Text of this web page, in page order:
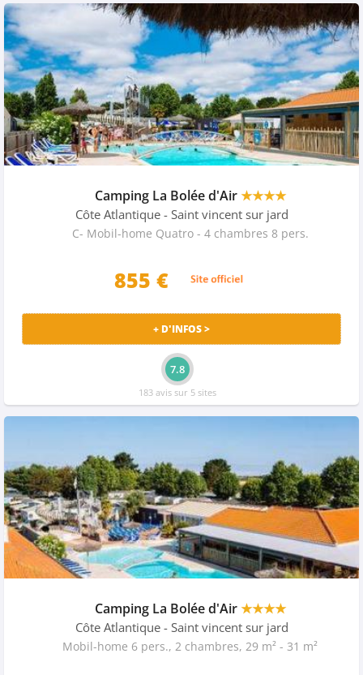
Camping La Bolée d'Air★★★★
Côte Atlantique - Saint vincent sur jard
C- Mobil-home Quatro - 4 chambres 8 pers.
855 €
+ D'INFOS >
7.8
183 avis sur 5 sites
Camping La Bolée d'Air★★★★
Côte Atlantique - Saint vincent sur jard
Mobil-home 6 pers., 2 chambres, 29 m² - 31 m²